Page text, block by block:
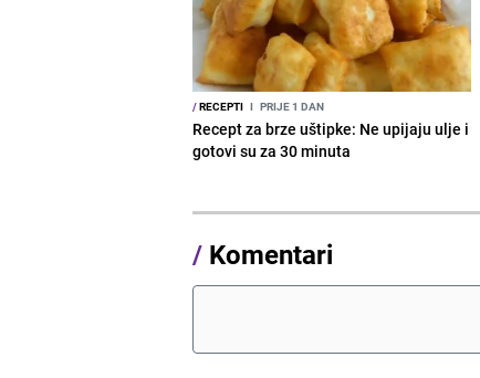
/RECEPTI I PRIJE 1 DAN
Recept za brze uštipke: Ne upijaju ulje i
gotovi su za 30 minuta
/ Komentari